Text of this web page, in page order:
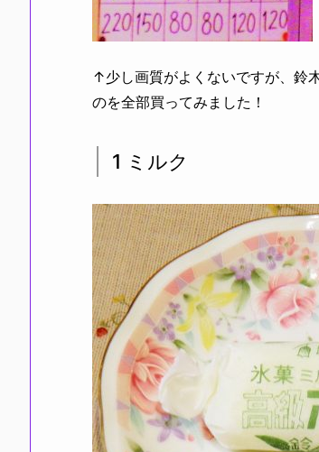
↑少し画質がよくないですが、鈴
のを全部買ってみました！
1 ミルク